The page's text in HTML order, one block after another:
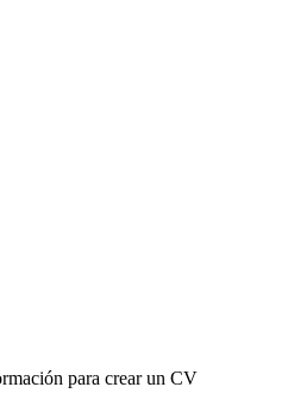
para crear un CV